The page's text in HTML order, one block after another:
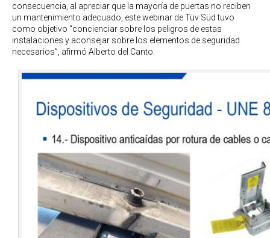
consecuencia, al apreciar que la mayoría de puertas no reciben
un mantenimiento adecuado, este webinar de Tüv Süd tuvo
como objetivo “concienciar sobre los peligros de estas
instalaciones y aconsejar sobre los elementos de seguridad
necesarios”, afirmó Alberto del Canto.